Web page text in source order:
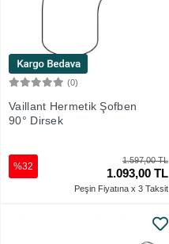
(0)
Vaillant Hermetik Şofben
90° Dirsek
1.597,00 TL
1.093,00 TL
%32
Peşin Fiyatına x 3 Taksit